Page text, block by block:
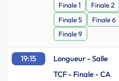
Finale 1 Finale 2
Finale 5
Finale 6
Finale 9
19:15 Longueur - Salle
TCF - Finale - CA